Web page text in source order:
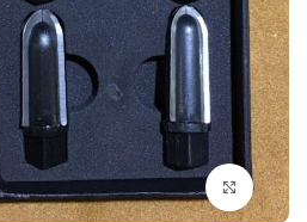
بزرگنمایی تصویر